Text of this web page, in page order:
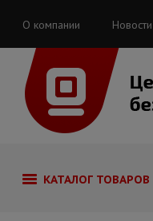
О компании Новости
КАТАЛОГ ТОВАРОВ